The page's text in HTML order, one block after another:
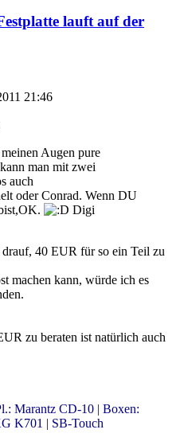
lauft auf der
21:46
Augen pure
man mit zwei
auch
oder Conrad. Wenn DU
Digi
40 EUR für so ein Teil zu
machen kann, würde ich es
zu beraten ist natürlich auch
Marantz CD-10 | Boxen:
K701 | SB-Touch